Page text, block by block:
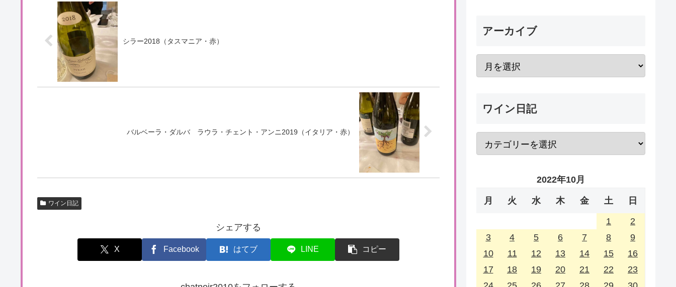
シラー2018（タスマニア・赤）
バルベーラ・ダルバ ラウラ・チェント・アンニ2019（イタリア・赤）
ワイン日記
シェアする
X Facebook はてブ LINE コピー
アーカイブ
ワイン日記
2022年10月
月 火 水 木 金 土 日
1
2
3
4 5 6 7 8
9
10
11 12 13 14 15
16
17
18 19 20 21 22
23